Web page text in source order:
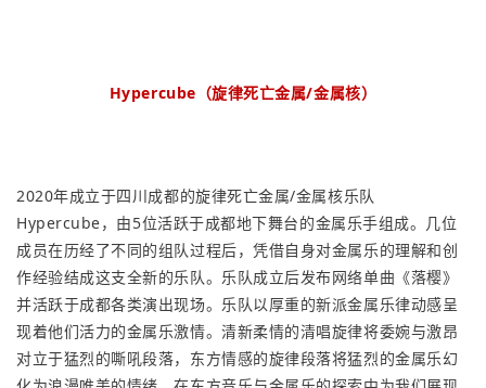
Hypercube（旋律死亡金属/金属核）
2020年成立于四川成都的旋律死亡金属/金属核乐队
Hypercube，由5位活跃于成都地下舞台的金属乐手组成。几位
成员在历经了不同的组队过程后，凭借自身对金属乐的理解和创
作经验结成这支全新的乐队。乐队成立后发布网络单曲《落樱》
并活跃于成都各类演出现场。乐队以厚重的新派金属乐律动感呈
现着他们活力的金属乐激情。清新柔情的清唱旋律将委婉与激昂
对立于猛烈的嘶吼段落，东方情感的旋律段落将猛烈的金属乐幻